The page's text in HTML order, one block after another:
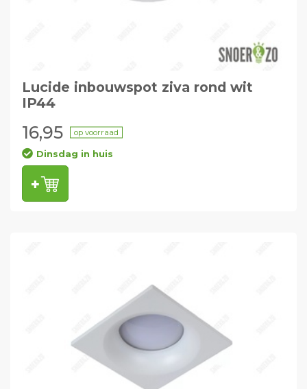
Lucide inbouwspot ziva rond wit
IP44
16,95 op voorraad
Dinsdag in huis